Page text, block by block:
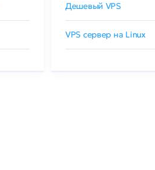
Дешевый VPS
VPS сервер на Linux